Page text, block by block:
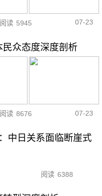
阅读 5945 07-23
众态度深度剖析
阅读 8676 07-23
中日关系面临断崖式
阅读 6388